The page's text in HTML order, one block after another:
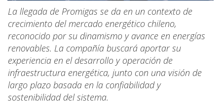
La llegada de Promigas se da en un contexto de
crecimiento del mercado energético chileno,
reconocido por su dinamismo y avance en energías
renovables. La compañía buscará aportar su
experiencia en el desarrollo y operación de
infraestructura energética, junto con una visión de
largo plazo basada en la confiabilidad y
sostenibilidad del sistema.